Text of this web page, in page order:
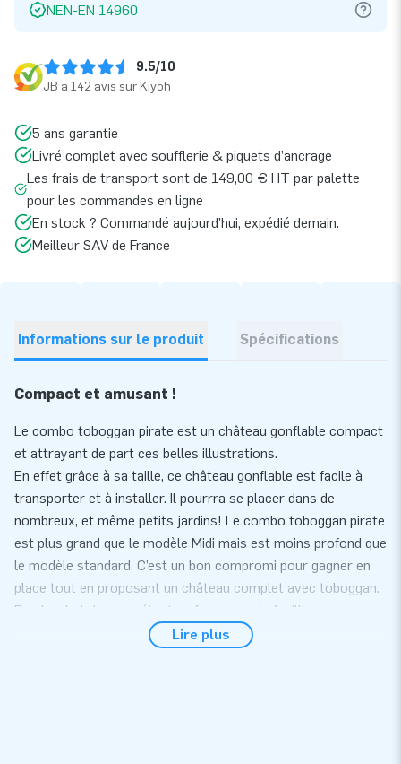
NEN-EN 14960
9.5/10
JB a 142 avis sur Kiyoh
5 ans garantie
Livré complet avec soufflerie & piquets d’ancrage
Les frais de transport sont de 149,00 € HT par palette
pour les commandes en ligne
En stock ? Commandé aujourd’hui, expédié demain.
Meilleur SAV de France
Informations sur le produit Spécifications
Compact et amusant !
Le combo toboggan pirate est un château gonflable compact
et attrayant de part ces belles illustrations.
En effet grâce à sa taille, ce château gonflable est facile à
transporter et à installer. Il pourrra se placer dans de
nombreux, et même petits jardins! Le combo toboggan pirate
est plus grand que le modèle Midi mais est moins profond que
le modèle standard, C’est un bon compromi pour gagner en
place tout en proposant un château complet avec toboggan.
De plus, le toboggan étant en façade, cela facilite
l’emplacement de la structure ainsi que sa surveillance. Ce
Lire plus